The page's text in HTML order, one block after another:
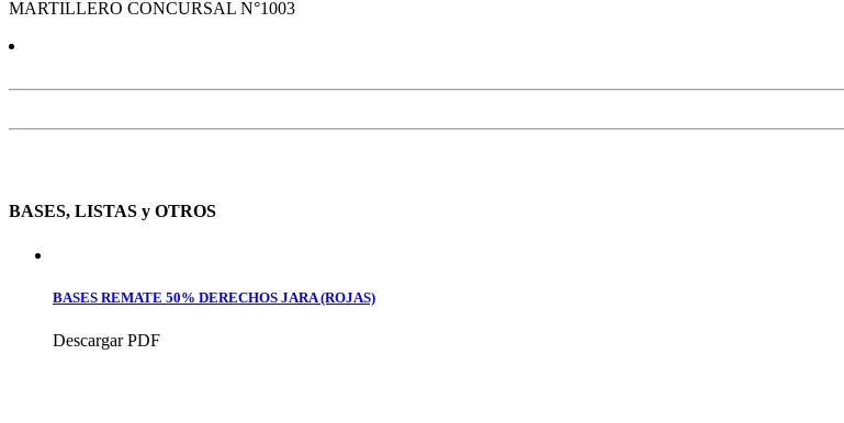
MARTILLERO CONCURSAL N°1003
BASES, LISTAS y OTROS
BASES REMATE 50% DERECHOS JARA (ROJAS)
Descargar PDF